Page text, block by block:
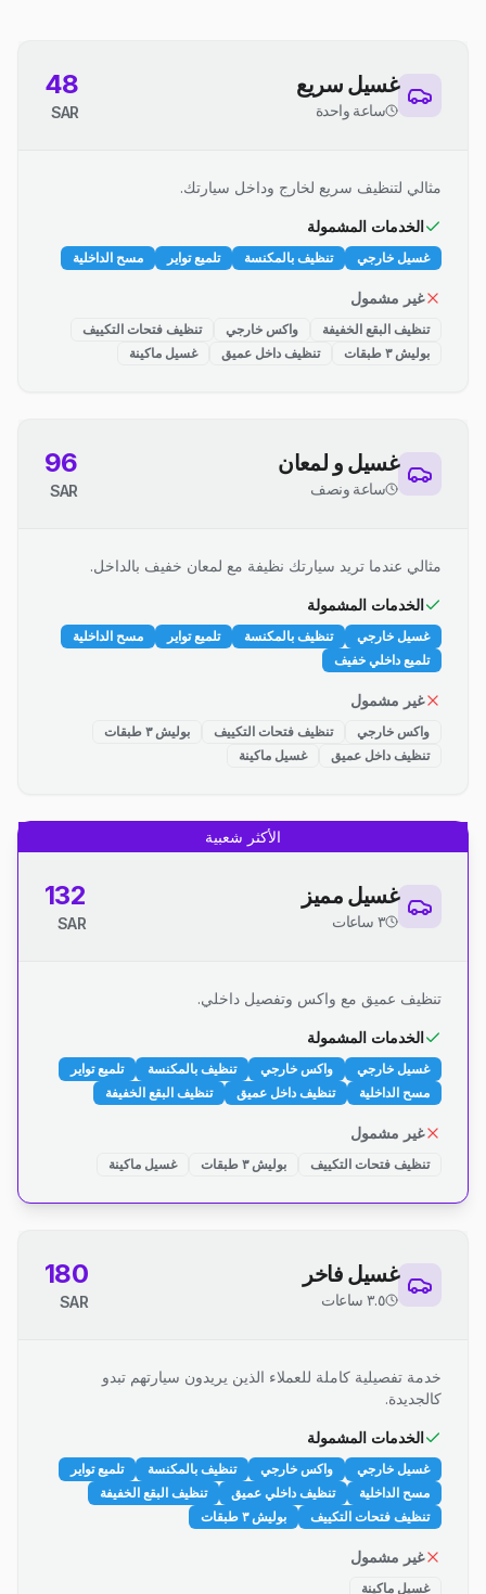
غسيل سريع
ساعة واحدة
48
SAR
مثالي لتنظيف سريع لخارج وداخل سيارتك.
الخدمات المشمولة
غسيل خارجي تنظيف بالمكنسة تلميع تواير مسح الداخلية
غير مشمول
تنظيف البقع الخفيفة واكس خارجي
تنظيف فتحات التكييف
بوليش ٣ طبقات
تنظيف داخل عميق غسيل ماكينة
غسيل و لمعان
ساعة ونصف
96
SAR
مثالي عندما تريد سيارتك نظيفة مع لمعان خفيف بالداخل.
الخدمات المشمولة
غسيل خارجي تنظيف بالمكنسة تلميع تواير
مسح الداخلية
تلميع داخلي خفيف
غير مشمول
واكس خارجي تنظيف فتحات التكييف
بوليش ٣ طبقات
تنظيف داخل عميق
غسيل ماكينة
الأكثر شعبية
غسيل مميز
٣ ساعات
132
SAR
تنظيف عميق مع واكس وتفصيل داخلي.
الخدمات المشمولة
غسيل خارجي واكس خارجي تنظيف بالمكنسة
تلميع تواير
مسح الداخلية
تنظيف داخل عميق تنظيف البقع الخفيفة
غير مشمول
تنظيف فتحات التكييف بوليش ٣ طبقات غسيل ماكينة
غسيل فاخر
٣.٥ ساعات
180
SAR
خدمة تفصيلية كاملة للعملاء الذين يريدون سيارتهم تبدو
كالجديدة.
الخدمات المشمولة
غسيل خارجي واكس خارجي تنظيف بالمكنسة
تلميع تواير
مسح الداخلية
تنظيف داخلي عميق
تنظيف البقع الخفيفة
تنظيف فتحات التكييف
بوليش ٣ طبقات
غير مشمول
غسيل ماكينة